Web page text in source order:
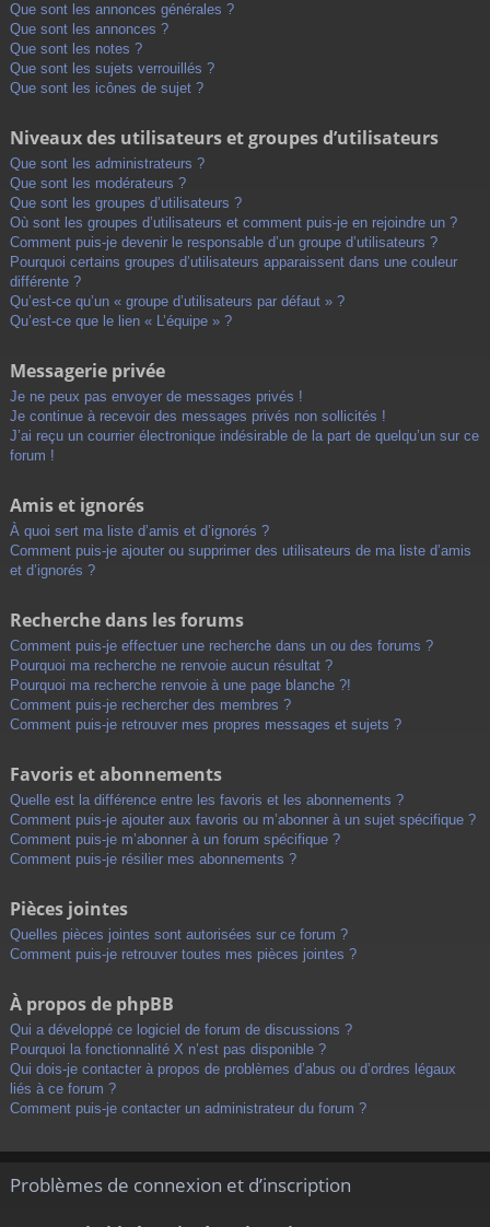
Que sont les annonces générales ?
Que sont les annonces ?
Que sont les notes ?
Que sont les sujets verrouillés ?
Que sont les icônes de sujet ?
Niveaux des utilisateurs et groupes d’utilisateurs
Que sont les administrateurs ?
Que sont les modérateurs ?
Que sont les groupes d’utilisateurs ?
Où sont les groupes d’utilisateurs et comment puis-je en rejoindre un ?
Comment puis-je devenir le responsable d’un groupe d’utilisateurs ?
Pourquoi certains groupes d’utilisateurs apparaissent dans une couleur
différente ?
Qu’est-ce qu’un « groupe d’utilisateurs par défaut » ?
Qu’est-ce que le lien « L’équipe » ?
Messagerie privée
Je ne peux pas envoyer de messages privés !
Je continue à recevoir des messages privés non sollicités !
J’ai reçu un courrier électronique indésirable de la part de quelqu’un sur ce
forum !
Amis et ignorés
À quoi sert ma liste d’amis et d’ignorés ?
Comment puis-je ajouter ou supprimer des utilisateurs de ma liste d’amis
et d’ignorés ?
Recherche dans les forums
Comment puis-je effectuer une recherche dans un ou des forums ?
Pourquoi ma recherche ne renvoie aucun résultat ?
Pourquoi ma recherche renvoie à une page blanche ?!
Comment puis-je rechercher des membres ?
Comment puis-je retrouver mes propres messages et sujets ?
Favoris et abonnements
Quelle est la différence entre les favoris et les abonnements ?
Comment puis-je ajouter aux favoris ou m’abonner à un sujet spécifique ?
Comment puis-je m’abonner à un forum spécifique ?
Comment puis-je résilier mes abonnements ?
Pièces jointes
Quelles pièces jointes sont autorisées sur ce forum ?
Comment puis-je retrouver toutes mes pièces jointes ?
À propos de phpBB
Qui a développé ce logiciel de forum de discussions ?
Pourquoi la fonctionnalité X n’est pas disponible ?
Qui dois-je contacter à propos de problèmes d’abus ou d’ordres légaux
liés à ce forum ?
Comment puis-je contacter un administrateur du forum ?
Problèmes de connexion et d’inscription